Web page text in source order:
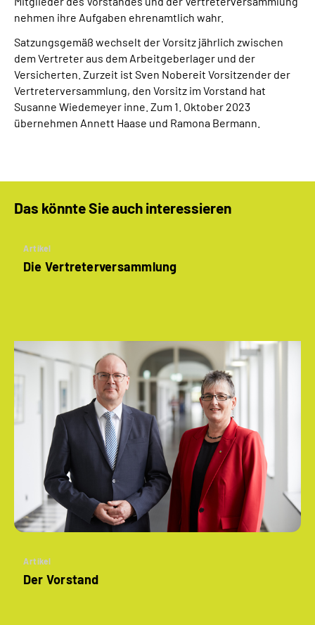
nehmen ihre Aufgaben ehrenamtlich wahr.
Satzungsgemäß wechselt der Vorsitz jährlich zwischen
dem Vertreter aus dem Arbeitgeberlager und der
Versicherten. Zurzeit ist Sven Nobereit Vorsitzender der
Vertreterversammlung, den Vorsitz im Vorstand hat
Susanne Wiedemeyer inne. Zum 1. Oktober 2023
übernehmen Annett Haase und Ramona Bermann.
Das könnte Sie auch interessieren
Artikel
Die Vertreterversammlung
Artikel
Der Vorstand